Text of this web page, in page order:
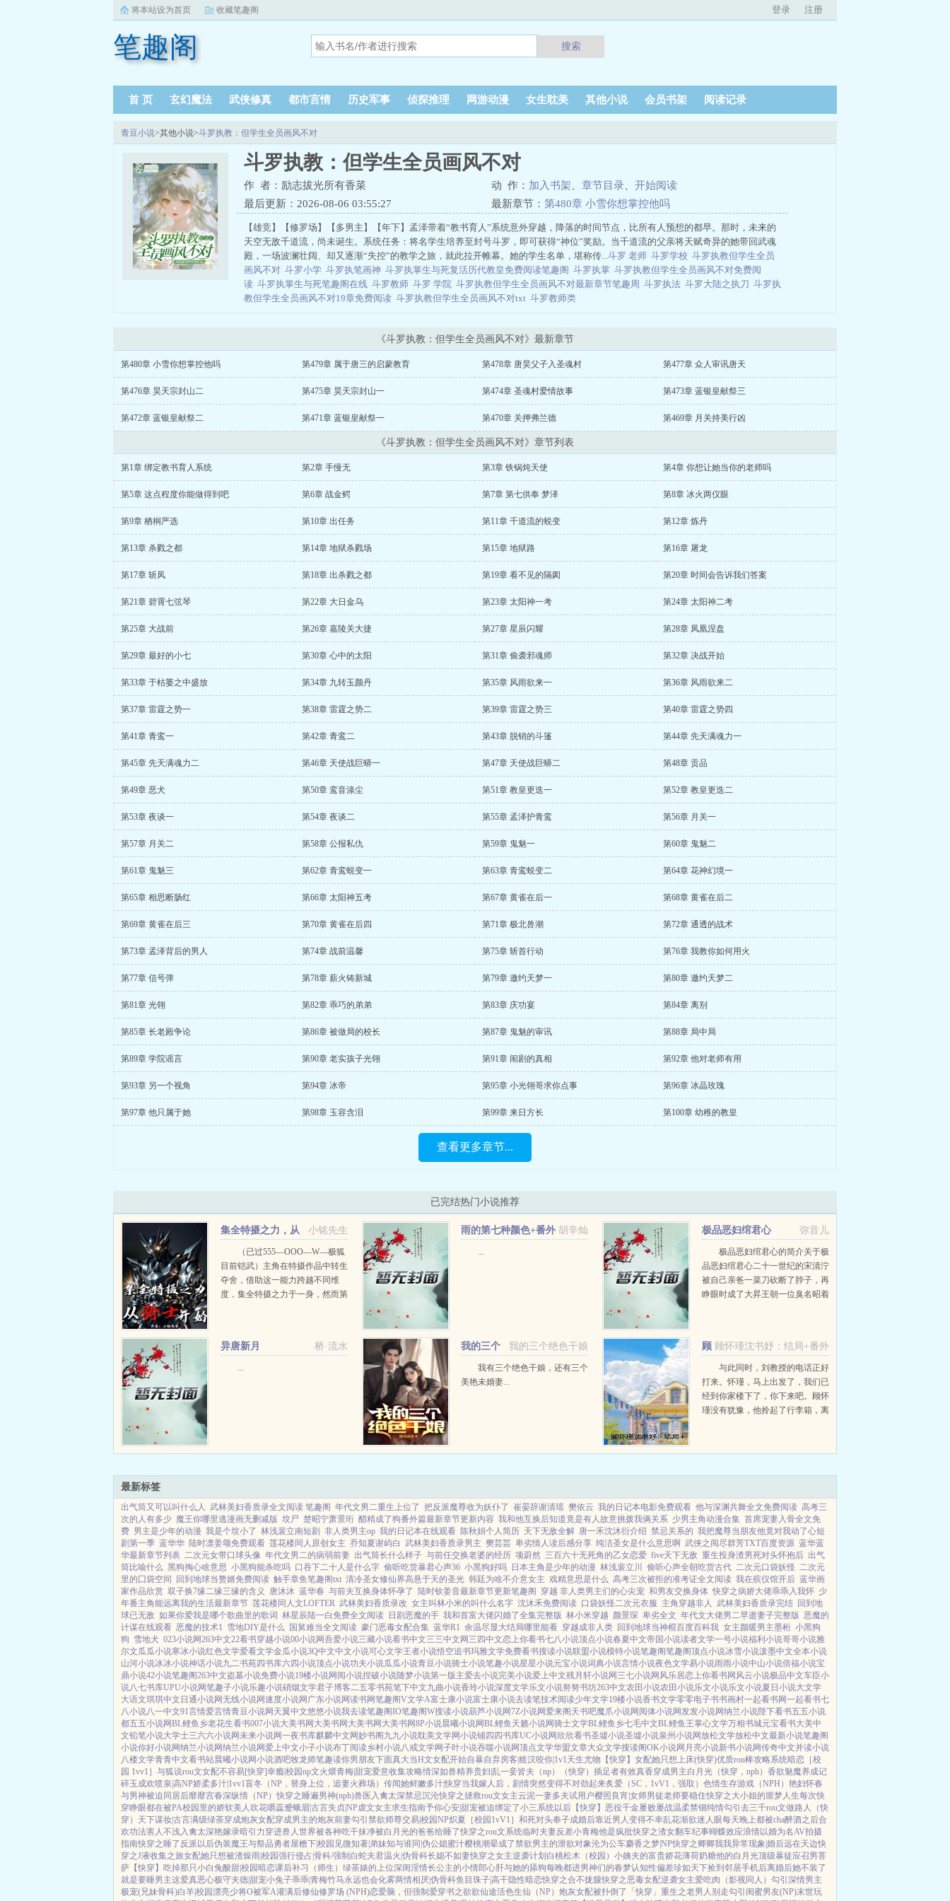
将本站设为首页 收藏笔趣阁 登录 注册
笔趣阁 搜索
首 页 玄幻魔法 武侠修真 都市言情 历史军事 侦探推理 网游动漫 女生耽美 其他小说 会员书架 阅读记录
青豆小说>其他小说>斗罗执教：但学生全员画风不对
斗罗执教：但学生全员画风不对
作 者：励志拔光所有香菜 动 作： 加入书架 章节目录
开始阅读
最后更新：2026-08-06 03:55:27
最新章节： 第480章 小雪你想掌控他吗
【雄竞】【修罗场】【多男主】【年下】孟泽带着“教书育人”系统意外穿越，降落的时间节点，比所有人预想的都早。那时，未来的
天空无敌千道流，尚未诞生。系统任务：将名学生培养至封号斗罗，即可获得“神位”奖励。当千道流的父亲将天赋奇异的她带回武魂
殿，一场波澜壮阔、却又逐渐“失控”的教学之旅，就此拉开帷幕。她的学生名单，堪称传...斗罗 老师 斗罗学校 斗罗执教但学生全员
画风不对 斗罗小学 斗罗执笔画神 斗罗执掌生与死复活历代教皇免费阅读笔趣阁 斗罗执掌 斗罗执教但学生全员画风不对免费阅
读 斗罗执掌生与死笔趣阁在线 斗罗教师 斗罗 学院 斗罗执教但学生全员画风不对最新章节笔趣周 斗罗执法 斗罗大陆之执刀 斗罗执
教但学生全员画风不对19章免费阅读 斗罗执教但学生全员画风不对txt 斗罗教师类
《斗罗执教：但学生全员画风不对》最新章节
第480章 小雪你想掌控他吗 第479章 属于唐三的启蒙教育 第478章 唐昊父子入圣魂村 第477章 众人审讯唐天
第476章 昊天宗封山二 第475章 昊天宗封山一 第474章 圣魂村爱情故事 第473章 蓝银皇献祭三
第472章 蓝银皇献祭二 第471章 蓝银皇献祭一 第470章 关押弗兰德 第469章 月关持美行凶
《斗罗执教：但学生全员画风不对》章节列表
第1章 绑定教书育人系统 第2章 手慢无 第3章 铁锅炖天使 第4章 你想让她当你的老师吗
第5章 这点程度你能做得到吧 第6章 战金鳄 第7章 第七供奉 梦泽 第8章 冰火两仪眼
第9章 栖桐严选 第10章 出任务 第11章 千道流的蜕变 第12章 炼丹
第13章 杀戮之都 第14章 地狱杀戮场 第15章 地狱路 第16章 屠龙
第17章 斩凤 第18章 出杀戮之都 第19章 看不见的隔阂 第20章 时间会告诉我们答案
第21章 碧霄七弦琴 第22章 大日金乌 第23章 太阳神一考 第24章 太阳神二考
第25章 大战前 第26章 嘉陵关大捷 第27章 星辰闪耀 第28章 凤凰涅盘
第29章 最好的小七 第30章 心中的太阳 第31章 偷袭邪魂师 第32章 决战开始
第33章 于枯萎之中盛放 第34章 九转玉颜丹 第35章 风雨欲来一 第36章 风雨欲来二
第37章 雷霆之势一 第38章 雷霆之势二 第39章 雷霆之势三 第40章 雷霆之势四
第41章 青鸾一 第42章 青鸾二 第43章 脱销的斗篷 第44章 先天满魂力一
第45章 先天满魂力二 第46章 天使战巨蟒一 第47章 天使战巨蟒二 第48章 贡品
第49章 恶犬 第50章 鸾音涤尘 第51章 教皇更迭一 第52章 教皇更迭二
第53章 夜谈一 第54章 夜谈二 第55章 孟泽护青鸾 第56章 月关一
第57章 月关二 第58章 公报私仇 第59章 鬼魅一 第60章 鬼魅二
第61章 鬼魅三 第62章 青鸾蜕变一 第63章 青鸾蜕变二 第64章 花神幻境一
第65章 相思断肠红 第66章 太阳神五考 第67章 黄雀在后一 第68章 黄雀在后二
第69章 黄雀在后三 第70章 黄雀在后四 第71章 极北兽潮 第72章 通透的战术
第73章 孟泽背后的男人 第74章 战前温馨 第75章 斩首行动 第76章 我教你如何用火
第77章 信号弹 第78章 薪火铸新城 第79章 邀约天梦一 第80章 邀约天梦二
第81章 光翎 第82章 乖巧的弟弟 第83章 庆功宴 第84章 离别
第85章 长老殿争论 第86章 被做局的校长 第87章 鬼魅的审讯 第88章 局中局
第89章 学院谣言 第90章 老实孩子光翎 第91章 闹剧的真相 第92章 他对老师有用
第93章 另一个视角 第94章 冰帝 第95章 小光翎哥求你点事 第96章 冰晶玫瑰
第97章 他只属于她 第98章 玉容含泪 第99章 来日方长 第100章 幼稚的教皇
查看更多章节...
已完结热门小说推荐
小铭先生
集全特摄之力，从
骑士开始（已过555—OOO—W—极狐
目前铠武）主角在特摄作品中转生
夺舍，借助这一能力跨越不同维
度，集全特摄之力于一身，然而第
胡辛灿
雨的第七种颜色+番外
...
弥音儿
极品恶妇绾君心
极品恶妇绾君心的简介关于极
品恶妇绾君心二十一世纪的宋清泞
被自己亲爸一菜刀砍断了脖子，再
睁眼时成了大昇王朝一位臭名昭着
地，把...
桥·流水
异唐新月
...
我的三个绝色干娘
我的三个
绝色干娘
我有三个绝色干娘，还有三个
美艳未婚妻...
顾怀瑾沈书妤：结局+番外
顾
怀瑾沈书妤
与此同时，刘教授的电话正好
打来。怀瑾，马上出发了，我们已
经到你家楼下了，你下来吧。顾怀
瑾没有犹豫，他拎起了行李箱，离
最新标签
出气筒又可以叫什么人 武林美妇香质录全文阅读 笔趣阁 年代文男二重生上位了 把反派魔尊收为妖仆了 崔晏辞谢清瑶 樊依云 我的日记本电影免费观看 他与深渊共舞全文免费阅读 高考三
次的人有多少 魔王你哪里逃漫画无删减版 坟尸 楚昭宁萧景珩 醋精成了狗番外篇最新章节更新内容 我和他互换后知道竟是有人故意挑拨我俩关系 少男主角动漫合集 首席宠妻入骨全文免
费 男主是少年的动漫 我是个坟小了 林浅裴立南短剧 非人类男主op 我的日记本在线观看 陈秋娟个人简历 天下无敌全解 唐一禾沈沐衍介绍 禁忌关系的 我把魔尊当朋友他竟对我动了心短
剧第一季 蓝华华 陆时凛姜颂免费观看 莲花楼同人原创女主 乔知夏谢屿白 武林美妇香质录男主 樊芸芸 卑劣情人读后感分享 纯洁圣女是什么意思啊 武侠之阅尽群芳TXT百度资源 蓝华蓝
华最新章节列表 二次元女带口球头像 年代文男二的病弱前妻 出气筒长什么样子 与前任交换老婆的经历 项蔚然 三百六十无死角的乙女恋爱 five天下无敌 重生投身渣男死对头怀抱后 出气
筒比喻什么 黑狗掏心啥意思 小黑狗能杀吃吗 口吞下二十人是什么字 偷听吃货暴君心声36 小黑狗好吗 日本主角是少年的动漫 林浅裴立川 偷听心声全朝吃货古代 二次元口袋妖怪 二次元
里的囗袋空间
回到地球当赘婿免费阅读 触手章鱼笔趣阁txt 清冷圣女修仙界高悬于天的圣光 韩廷为啥不介意女主 戏精意思是什么 高考三次被拒的准考证全文阅读 我在殡仪馆开后 蓝华画
家作品欣赏 双子换7缘二缘三缘的含义 唐沐沐 蓝华春 与前夫互换身体怀孕了 陆时钦姜音最新章节更新笔趣阁 穿越 非人类男主们的心尖宠 和男友交换身体 快穿之病娇大佬乖乖入我怀 少
年番主角能远离我的生活最新章节 莲花楼同人文LOFTER 武林美妇香质录改 女主叫林小米的叫什么名字 沈沐禾免费阅读 口袋妖怪二次元衣服 主角穿越非人 武林美妇香质录完结 回到地
球已无敌 如果你爱我是哪个歌曲里的歌词 林星辰陆一白免费全文阅读 日剧恶魔的手 我和首富大佬闪婚了全集完整版 林小米穿越 颜景琛 卑劣全文 年代文大佬男二早逝妻子完整版 恶魔的
计谋在线观看 恶魔的技术1 雪地DIY是什么 国舅难当全文阅读 豪门恶毒女配合集 蓝华R1 余温尽显大结局哪里能看 穿越成非人类 回到地球当神棍百度百科我 女主颜暖男主墨桁 小黑狗
狗 雪地犬 023小说网263中文22看书穿越小说00小说网吾爱小说三藏小说看书中文三三中文网 三四中文恋上你看书七八小说顶点小说春夏中文帝国小说读者文学一号小说福利小说哥哥小说雅
尔文瓜瓜小说寒冰小说红色文学爱看文学金瓜小说3Q中文中文小说可心文学王者小说悟空追书玛雅文学免费看书搜读小说联盟小说模特小说笔趣阁笔趣阁顶点小说冰雪小说泼墨中文全本小说
山河小说冰冰小说神话小说九二书苑四书库六四小说顶点小说功夫小说瓜瓜小说青豆小说骑士小说笔趣小说星星小说元宝小说词典小说言情小说夜色文学易小说雨雨小说中山小说倍福小说宝
鼎小说42小说笔趣阁263中文盗墓小说免费小说19楼小说网阅小说捏破小说随梦小说第一版主爱去小说完美小说爱上中文残月轩小说网 三七小说网 风乐居恋上你看书网 风云小说极品中文车臣小
说八七书库UPU小说网笔趣子小说乐趣小说硝烟文学君子博客二五零书苑笔下中文九曲小说香玲小说深度文学乐文小说努努书坊263中文农田小说农田小说乐文小说乐文小说夏日小说大文学
大语文琪琪中文 日通小说网无线小说网速度小说网 广东小说网读书网笔趣阁V文学A富士康小说富士康小说去读笔技术阅读少年文学19楼小说香书文学零零电子书书画村一起看书网一起看书七
八小说八一中文91言情爱言情青豆小说网 天翼中文悠悠小说我去读笔趣阁IO笔趣阁W搜读小说葫芦小说网7Z小说网爱来阁 天书吧魔爪小说网 阅体小说网发发小说网纳兰小说陛下看书五五小说
都五五小说网BL鲤鱼乡老花生看书007小说大美书网 大美书网 大美书网 大美书网8P小说晨曦小说网BL鲤鱼 天籁小说网骑士文学BL鲤鱼乡七毛中文BL鲤鱼王掌心文学万相书城元宝看书大美中
文铅笔小说大学士三六六小说网未来小说网一夜书库麒麟中文网妙书阁 九九小说耽美文学网小说铺四四书库UC小说网 欣欣看书圣墟小说圣墟小说泉州小说网放松文学放松中文最新小说笔趣阁
小说你好小说网纳兰小说网纳兰小说网爱上中文小子小说布丁阅读乡村小说八戒文学网子叶小说吞噬小说网顶点文学华盟文章大众文学搜读阁OK小说网 月亮小说新书小说网传奇中文并读小说
八楼文学青青中文看书站晨曦小说网小说酒吧牧龙师笔趣读你男朋友下面真大当H文女配开始自暴自弃房客|糙汉咬你|1v1天生尤物【快穿】 女配她只想上床(快穿)优质rou棒攻略系统暗恋［校
园 1vv1］ 与狐说rou文女配不容易[快穿]幸瘾|校园np文火煨青梅|甜宠爱意收集攻略情深如兽精养贵妇|乱一妾皆夫（np） （快穿）插足者有效真香穿成男主白月光（快穿，nph） 香欲魅魔养成记
碎玉成欢喷泉|高NP娇柔多汁|1vv1盲冬（NP，替身上位，追妻火葬场） 传闻她鲜嫩多汁|快穿当我嫁人后，剧情突然变得不对劲起来炙爱（SC，1vV1，强取） 色情生存游戏（NPH） 艳妇怀春
与男神被迫同居后靡靡宫春深纵情（NP）快穿之睡遍男神(nph)兽医 入禽太深禁忌沉沦快穿之拯救rou文女主云泥一妻多夫试用户樱照良宵|女师男徒老师要稳住快穿之大小姐的噩梦人生每次快
穿睁眼都在被PA校园里的娇软美人 吹花嚼蕊蹙蛾眉|古言失贞|NP虐文女主求生指南予你心安|甜宠被迫绑定了小三系统以后【快穿】 恶役千金屡败屡战温柔禁锢纯情勾引 去三千rou文做路人（快
穿） 天下谋妆|古言满级绿茶穿成炮灰女配穿成男主的炮灰前妻勾引禁欲师尊交易|校园NP炽夏［校园1vV1］ 和死对头奉子成婚后靠近男人变得不幸乱花渐欲迷人眼每天晚上都被cha醉酒之后合
欢功法害人不浅入禽太深艳嫁录暗引力穿进兽人世界被各种吃干抹净被白月光的爸爸给睡了快穿之rou文系统临时夫妻反差小青梅他是疯批快穿之渣女翻车纪事蝴蝶效应浪情以婚为名AV拍摄
指南快穿之睡了反派以后伪装魔王与祭品勇者屋檐下|校园 见微知著|弟妹知与谁同|伪公媳蜜汁樱桃潮晕成了禁欲男主的泄欲对象沦为公车麝香之梦|NP快穿之卿卿我我异常现象|婚后远在天边快
穿之J液收集之旅女配她只想被渣燥雨|校园强行侵占|骨科/强制 白蛇夫君温火|伪骨科长媳不如妻快穿之女主逆袭计划 白桃松木（校园） 小姨夫的富贵娇花薄荷奶糖他的白月光顶级暴徒应召男菩
萨 【快穿】吃掉那只小白兔酸甜|校园暗恋课后补习（师生） 绿茶婊的上位深闺淫情长公主的小情郎心肝与她的舔狗每晚都进男神们的春梦认知性偏差珍如天下捡到邻居手机后离婚后她不装了
就是要睡男主这爱真恶心极守夫德|甜宠小兔子乖乖|青梅竹马永远也会化雾两情相厌|伪骨科鱼目珠子|高干隐性暗恋快穿之合不拢腿快穿之恶毒女配逆袭女主爱吃肉 （影视同人）勾引深情男主
极宠(兄妹骨科)白羊|校园漂亮少将O被军A灌满后修仙修罗场 (NPH)恋爱脑，但强制爱穿书之欲欲仙途活色生仙（NP） 炮灰女配被扑倒了「快穿」 重生之老男人别走勾引闺蜜男友(NP)末世玩